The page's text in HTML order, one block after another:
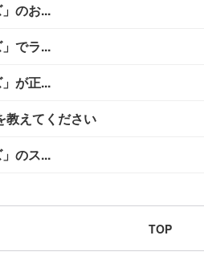
のお...
でラ...
が正...
教えてください
のス...
TOP